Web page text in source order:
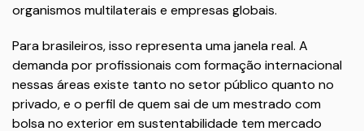
organismos multilaterais e empresas globais.
Para brasileiros, isso representa uma janela real. A
demanda por profissionais com formação internacional
nessas áreas existe tanto no setor público quanto no
privado, e o perfil de quem sai de um mestrado com
bolsa no exterior em sustentabilidade tem mercado